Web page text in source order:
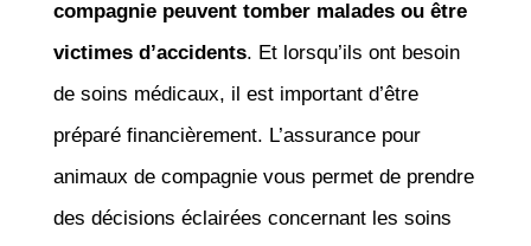
compagnie peuvent tomber malades ou être
victimes d’accidents. Et lorsqu’ils ont besoin
de soins médicaux, il est important d’être
préparé financièrement. L’assurance pour
animaux de compagnie vous permet de prendre
des décisions éclairées concernant les soins